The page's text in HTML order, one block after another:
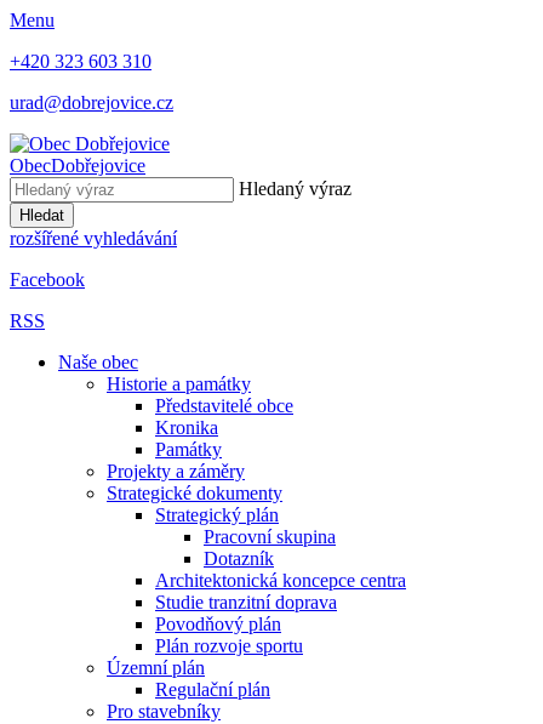
Menu
+420 323 603 310
urad@dobrejovice.cz
ObecDobřejovice
Hledaný výraz
Hledat
rozšířené vyhledávání
Facebook
RSS
Naše obec
Historie a památky
Představitelé obce
Kronika
Památky
Projekty a záměry
Strategické dokumenty
Strategický plán
Pracovní skupina
Dotazník
Architektonická koncepce centra
Studie tranzitní doprava
Povodňový plán
Plán rozvoje sportu
Územní plán
Regulační plán
Pro stavebníky